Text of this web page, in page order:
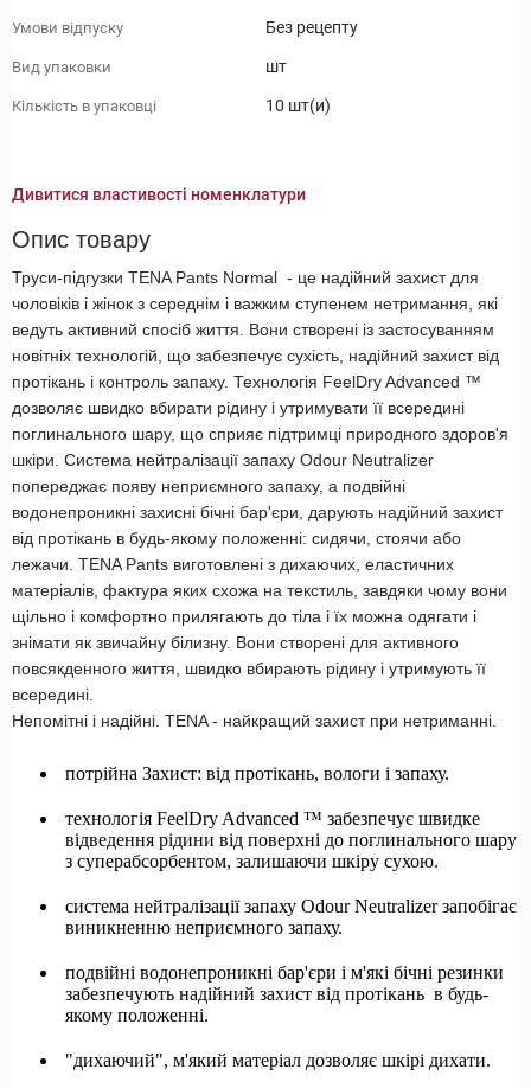
Умови відпуску Без рецепту
Вид упаковки шт
Кількість в упаковці 10 шт(и)
Дивитися властивості номенклатури
Опис товару
Труси-підгузки TENA Pants Normal - це надійний захист для
чоловіків і жінок з середнім і важким ступенем нетримання, які
ведуть активний спосіб життя. Вони створені із застосуванням
новітніх технологій, що забезпечує сухість, надійний захист від
протікань і контроль запаху. Технологія FeelDry Advanced ™
дозволяє швидко вбирати рідину і утримувати її всередині
поглинального шару, що сприяє підтримці природного здоров'я
шкіри. Система нейтралізації запаху Odour Neutralizer
попереджає появу неприємного запаху, а подвійні
водонепроникні захисні бічні бар'єри, дарують надійний захист
від протікань в будь-якому положенні: сидячи, стоячи або
лежачи. TENA Pants виготовлені з дихаючих, еластичних
матеріалів, фактура яких схожа на текстиль, завдяки чому вони
щільно і комфортно прилягають до тіла і їх можна одягати і
знімати як звичайну білизну. Вони створені для активного
повсякденного життя, швидко вбирають рідину і утримують її
всередині.
Непомітні і надійні. TENA - найкращий захист при нетриманні.
потрійна Захист: від протікань, вологи і запаху.
технологія FeelDry Advanced ™ забезпечує швидке
відведення рідини від поверхні до поглинального шару
з суперабсорбентом, залишаючи шкіру сухою.
система нейтралізації запаху Odour Neutralizer запобігає
виникненню неприємного запаху.
подвійні водонепроникні бар'єри і м'які бічні резинки
забезпечують надійний захист від протікань в будь-
якому положенні.
"дихаючий", м'який матеріал дозволяє шкірі дихати.